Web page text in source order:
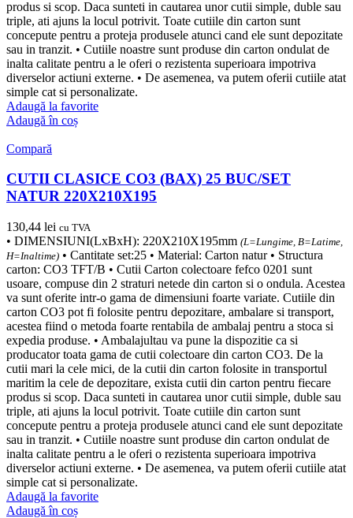
produs si scop. Daca sunteti in cautarea unor cutii simple, duble sau
triple, ati ajuns la locul potrivit. Toate cutiile din carton sunt
concepute pentru a proteja produsele atunci cand ele sunt depozitate
sau in tranzit. • Cutiile noastre sunt produse din carton ondulat de
inalta calitate pentru a le oferi o rezistenta superioara impotriva
diverselor actiuni externe. • De asemenea, va putem oferii cutiile atat
simple cat si personalizate.
Adaugă la favorite
Adaugă în coș
Compară
CUTII CLASICE CO3 (BAX) 25 BUC/SET
NATUR 220X210X195
130,44 lei cu TVA
• DIMENSIUNI(LxBxH): 220X210X195mm (L=Lungime, B=Latime,
H=Inaltime) • Cantitate set:25 • Material: Carton natur • Structura
carton: CO3 TFT/B • Cutii Carton colectoare fefco 0201 sunt
usoare, compuse din 2 straturi netede din carton si o ondula. Acestea
va sunt oferite intr-o gama de dimensiuni foarte variate. Cutiile din
carton CO3 pot fi folosite pentru depozitare, ambalare si transport,
acestea fiind o metoda foarte rentabila de ambalaj pentru a stoca si
expedia produse. • Ambalajultau va pune la dispozitie ca si
producator toata gama de cutii colectoare din carton CO3. De la
cutii mari la cele mici, de la cutii din carton folosite in transportul
maritim la cele de depozitare, exista cutii din carton pentru fiecare
produs si scop. Daca sunteti in cautarea unor cutii simple, duble sau
triple, ati ajuns la locul potrivit. Toate cutiile din carton sunt
concepute pentru a proteja produsele atunci cand ele sunt depozitate
sau in tranzit. • Cutiile noastre sunt produse din carton ondulat de
inalta calitate pentru a le oferi o rezistenta superioara impotriva
diverselor actiuni externe. • De asemenea, va putem oferii cutiile atat
simple cat si personalizate.
Adaugă la favorite
Adaugă în coș